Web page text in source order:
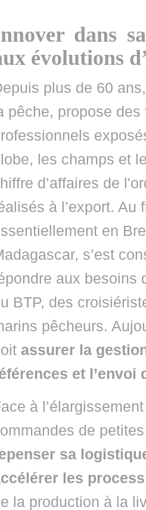
dans
évolutions
plus de 60
pêche, propose
les champs et
d’affaires de
à l’export.
en
s’est
aux besoins
BTP, des
pêcheurs.
assurer la
et l’envoi
à
de
sa
les
la production à la